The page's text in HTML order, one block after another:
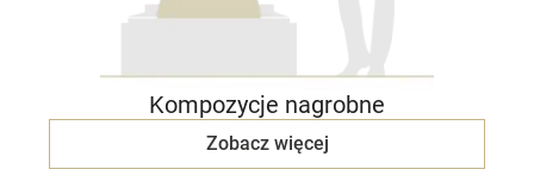
Kompozycje nagrobne
Zobacz więcej